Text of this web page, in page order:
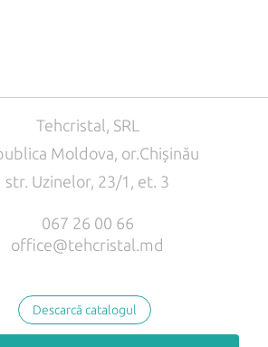
Descarcă catalogul
Tehcristal, SRL
Moldova, or.Chișinău
str. Uzinelor, 23/1, et. 3
067 26 00 66
office@tehcristal.md